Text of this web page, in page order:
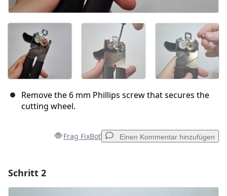
Remove the 6 mm Phillips screw that secures the
cutting wheel.
Frag FixBot Einen Kommentar hinzufügen
Schritt 2